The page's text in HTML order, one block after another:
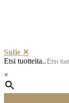
Sulje ✕
Etsi tuotteita..
×